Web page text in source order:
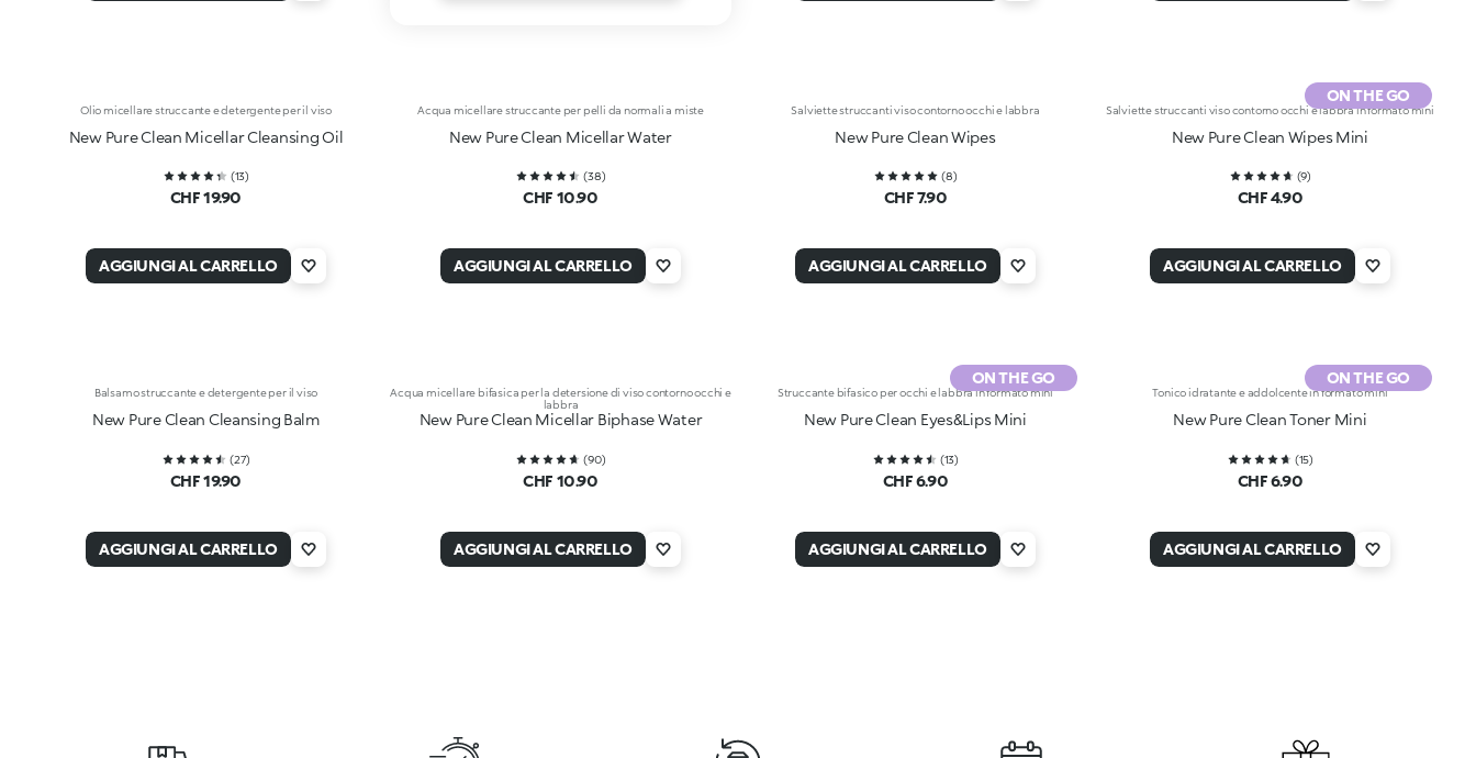
Olio micellare struccante e detergente per il viso
New Pure Clean Micellar Cleansing Oil
(13)
CHF 19.90
AGGIUNGI AL CARRELLO
Acqua micellare struccante per pelli da normali a miste
New Pure Clean Micellar Water
(38)
CHF 10.90
AGGIUNGI AL CARRELLO
Salviette struccanti viso contorno occhi e labbra
New Pure Clean Wipes
(8)
CHF 7.90
AGGIUNGI AL CARRELLO
ON THE GO
Salviette struccanti viso contorno occhi e labbra in formato mini
New Pure Clean Wipes Mini
(9)
CHF 4.90
AGGIUNGI AL CARRELLO
Balsamo struccante e detergente per il viso
New Pure Clean Cleansing Balm
(27)
CHF 19.90
AGGIUNGI AL CARRELLO
Acqua micellare bifasica per la detersione di viso contorno occhi e
labbra
New Pure Clean Micellar Biphase Water
(90)
CHF 10.90
AGGIUNGI AL CARRELLO
ON THE GO
Struccante bifasico per occhi e labbra in formato mini
New Pure Clean Eyes&Lips Mini
(13)
CHF 6.90
AGGIUNGI AL CARRELLO
ON THE GO
Tonico idratante e addolcente in formato mini
New Pure Clean Toner Mini
(15)
CHF 6.90
AGGIUNGI AL CARRELLO